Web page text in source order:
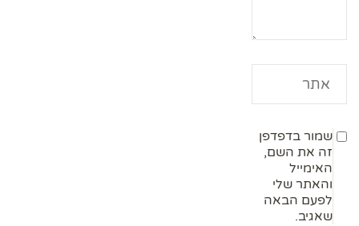
שמור בדפדפן
זה את השם,
האימייל
והאתר שלי
לפעם הבאה
שאגיב.